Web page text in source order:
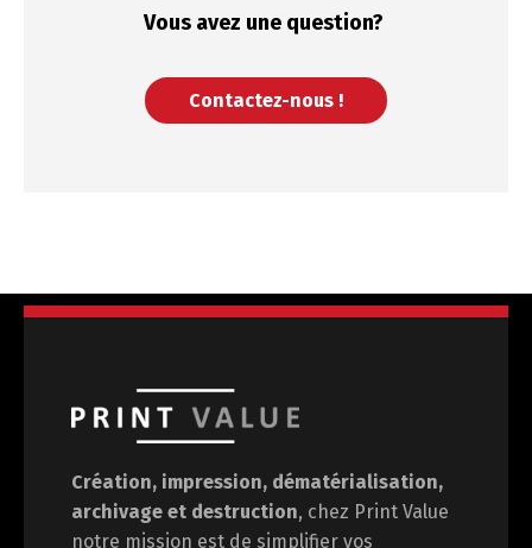
Vous avez une question?
Contactez-nous !
Création, impression, dématérialisation,
archivage et destruction, chez Print Value
notre mission est de simplifier vos